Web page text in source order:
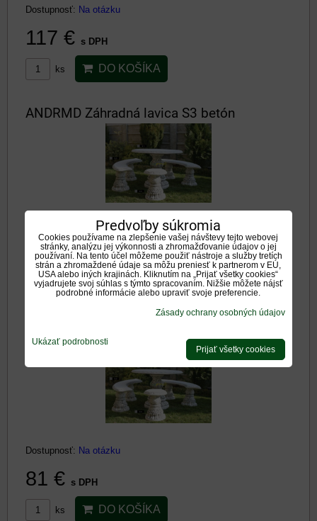
Dostupnosť: Na otázku
117 € s DPH
ks DO KOŠÍKA
ANDRMD Záhradná lavica S3 betón
Na otázku
154 €s DPH
ks DO KOŠÍKA
ANDRMD Záhradná stolička S2 betón
Dostupnosť: Na otázku
81 € s DPH
ks DO KOŠÍKA
Predvoľby súkromia
Cookies používame na zlepšenie vašej návštevy tejto webovej
stránky, analýzu jej výkonnosti a zhromažďovanie údajov o jej
používaní. Na tento účel môžeme použiť nástroje a služby tretích
strán a zhromaždené údaje sa môžu preniesť k partnerom v EÚ,
USA alebo iných krajinách. Kliknutím na „Prijať všetky cookies“
vyjadrujete svoj súhlas s týmto spracovaním. Nižšie môžete nájsť
podrobné informácie alebo upraviť svoje preferencie.
Zásady ochrany osobných údajov
Ukázať podrobnosti
Prijať všetky cookies